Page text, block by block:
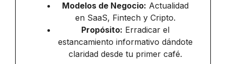
Modelos de Negocio: Actualidad
en SaaS, Fintech y Cripto.
Propósito: Erradicar el
estancamiento informativo dándote
claridad desde tu primer café.